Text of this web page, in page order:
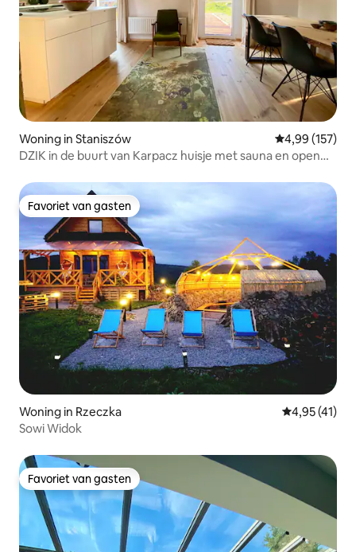
Woning in Staniszów Gemiddelde
4,99 (157)
DZIK in de buurt van Karpacz huisje met sauna en open
Favoriet van gasten
Favoriet van gasten
Woning in Rzeczka Gemiddelde
4,95 (41)
Sowi Widok
Favoriet van gasten
Favoriet van gasten